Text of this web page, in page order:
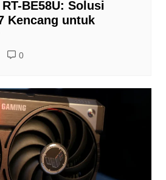
BE58U: Solusi
Kencang untuk
0